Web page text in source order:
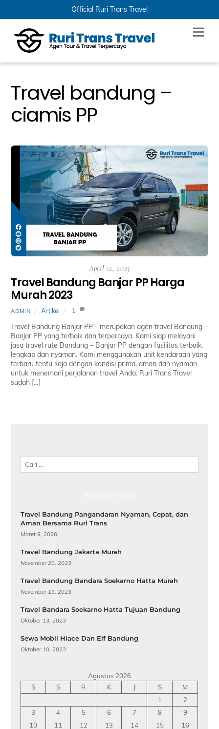
Official Ruri Trans Travel
content
Travel bandung –
ciamis PP
April 12, 2023
Travel Bandung Banjar PP Harga
Murah 2023
ADMIN Artikel 1
Travel Bandung Banjar PP ­- merupakan agen travel Bandung –
Banjar PP yang terbaik dan terpercaya. Kami siap melayani
jasa travel rute Bandung – Banjar PP dengan fasilitas terbaik,
lengkap dan nyaman. Kami menggunakan unit kendaraan yang
terbaru tentu saja dengan kondisi prima, aman dan nyaman
untuk menemani perjalanan travel Anda. Ruri Trans Travel
sudah […]
Travel Bandung Pangandaran Nyaman, Cepat, dan
Aman Bersama Ruri Trans
Maret 9, 2026
Travel Bandung Jakarta Murah
November 20, 2023
Travel Bandung Bandara Soekarno Hatta Murah
November 11, 2023
Travel Bandara Soekarno Hatta Tujuan Bandung
Oktober 13, 2023
Sewa Mobil Hiace Dan Elf Bandung
Oktober 10, 2023
Agustus 2026
S
S R K J S
M
1
2
3
4 5 6 7 8
9
10
11 12 13 14 15
16